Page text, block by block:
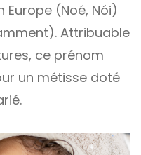
(Noé, Nói)
Attribuable
ce prénom
un métisse doté